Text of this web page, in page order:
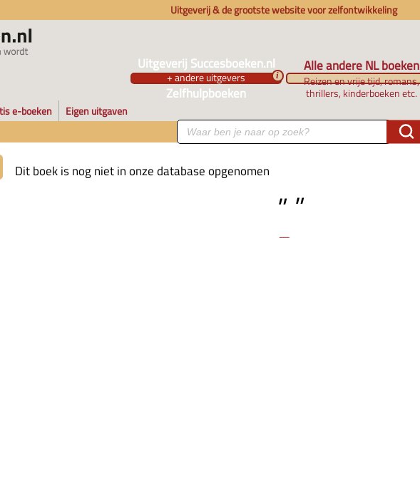
Uitgeverij & de grootste website voor zelfontwikkeling
Uitgeverij Succesboeken.nl
+ andere uitgevers
Zelfhulpboeken
i
Alle andere NL boeken
Reizen en vrije tijd, romans,
thrillers, kinderboeken etc.
e-boeken Eigen uitgaven
Dit boek is nog niet in onze database opgenomen